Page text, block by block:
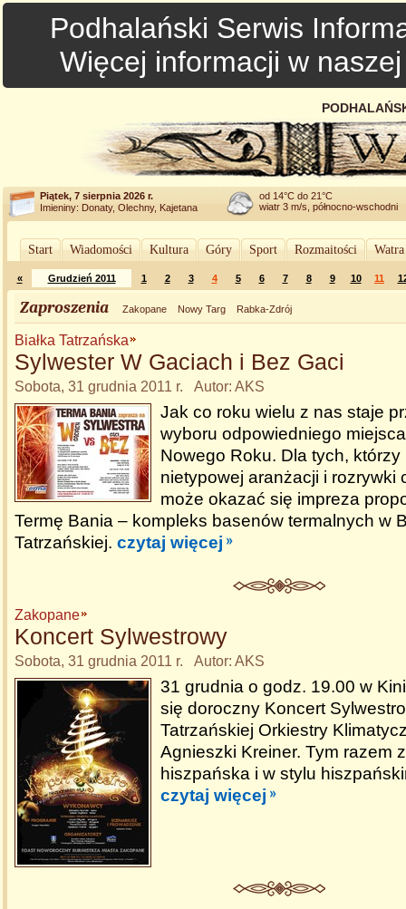
Podhalański Serwis
Więcej informacji w
Piątek, 7 sierpnia 2026 r.
Imieniny: Donaty, Olechny, Kajetana
od 14°C do 21°C
wiatr 3 m/s, północno-wschodni
Start Wiadomości Kultura Góry Sport Rozmaitości
« Grudzień 2011 1 2 3 4 5 6 7 8 9 10 11
Zaproszenia Zakopane Nowy Targ Rabka-Zdrój
Białka Tatrzańska
Sylwester W Gaciach i Bez Gaci
Sobota, 31 grudnia 2011 r. Autor: AKS
Jak co roku wielu z nas staje
wyboru odpowiedniego
Nowego Roku. Dla tych,
nietypowej aranżacji i rozrywki
może okazać się impreza
Termę Bania – kompleks basenów termalnych w
Tatrzańskiej. czytaj więcej
Zakopane
Koncert Sylwestrowy
Sobota, 31 grudnia 2011 r. Autor: AKS
31 grudnia o godz. 19.00 w
się doroczny Koncert
Tatrzańskiej Orkiestry
Agnieszki Kreiner. Tym razem
hiszpańska i w stylu
czytaj więcej